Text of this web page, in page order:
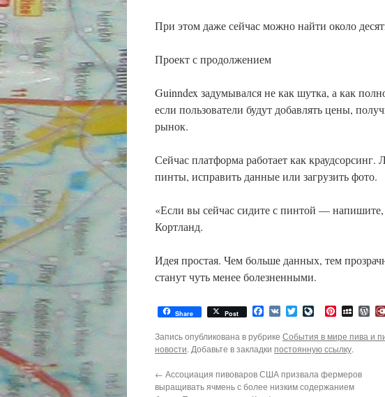
При этом даже сейчас можно найти около
Проект с продолжением
Guinndex задумывался не как шутка, а как
если пользователи будут добавлять цены,
рынок.
Сейчас платформа работает как
пинты, исправить данные или загрузить фото.
«Если вы сейчас сидите с пинтой — напишите,
Кортланд.
Идея простая. Чем больше данных, тем
станут чуть менее болезненными.
Share Post Facebook
VK TwitterLiveJournal
Pinterest
Запись опубликована в рубрике События в мире пива и
новости. Добавьте в закладки постоянную ссылку.
← Ассоциация пивоваров США призвала фермеров
выращивать ячмень с более низким содержанием